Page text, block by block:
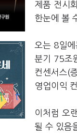
제품 전시
한눈에 볼
오는 8일
분기 75조
컨센서스(
영업이익
이처럼 오
될 수 있음